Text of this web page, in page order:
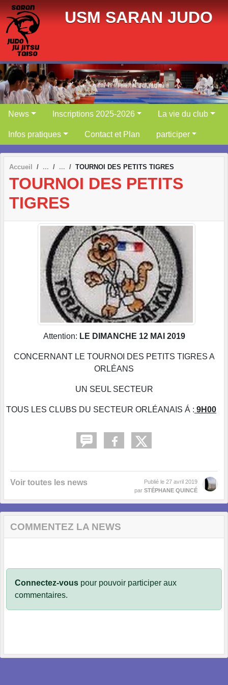
USM SARAN JUDO
News Inscriptions 2025-2026 La vie du club
Infos pratiques Contact et Plan participer
Accueil TOURNOI DES PETITS TIGRES
TOURNOI DES PETITS
TIGRES
Attention: LE DIMANCHE 12 MAI 2019
CONCERNANT LE TOURNOI DES PETITS TIGRES A
ORLÉANS
UN SEUL SECTEUR
TOUS LES CLUBS DU SECTEUR ORLÉANAIS Á : 9H00
Voir toutes les news Publié le 27 avril 2019
par STÉPHANE QUINCÉ
COMMENTEZ LA NEWS
Connectez-vous pour pouvoir participer aux
commentaires.
Panneau de gestion des cookies